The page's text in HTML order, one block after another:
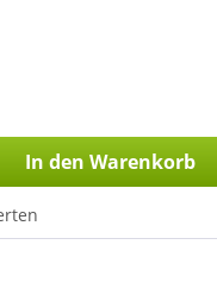
In den Warenkorb